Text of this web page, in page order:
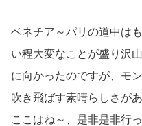
ベネチア～パリの道中は
い程大変なことが盛り沢
に向かったのですが、モ
吹き飛ばす素晴らしさが
ここはね～、是非是非行